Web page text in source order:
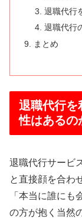
退職代行
退職代行
まとめ
退職代行を
性はあるの
退職代行サービ
と直接顔を合わ
「本当に誰にも
の方が抱く当然